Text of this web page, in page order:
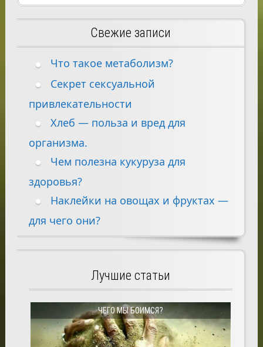
Свежие записи
Что такое метаболизм?
Секрет сексуальной
привлекательности
Хлеб — польза и вред для
организма.
Чем полезна кукуруза для
здоровья?
Наклейки на овощах и фруктах —
для чего они?
Лучшие статьи
ЧЕГО МЫ БОИМСЯ?